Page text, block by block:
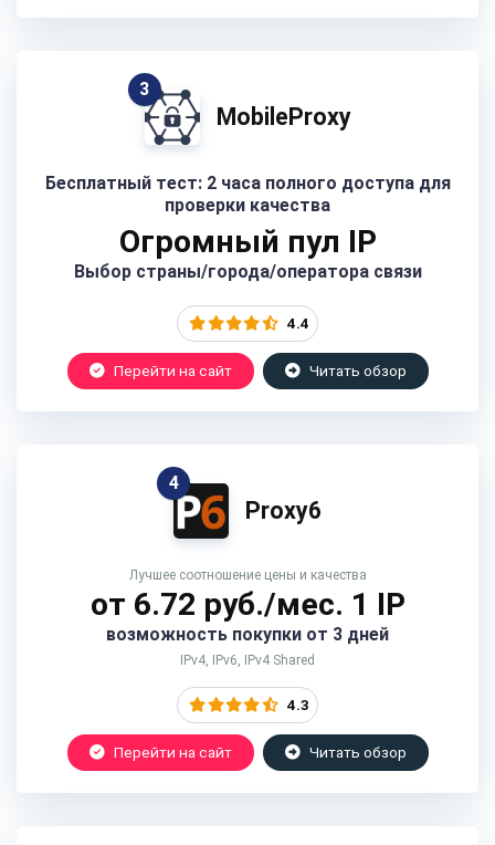
3
MobileProxy
Бесплатный тест: 2 часа полного доступа для
проверки качества
Огромный пул IP
Выбор страны/города/оператора связи
4.4
Перейти на сайт Читать обзор
4
Proxy6
Лучшее соотношение цены и качества
от 6.72 руб./мес. 1 IP
возможность покупки от 3 дней
IPv4, IPv6, IPv4 Shared
4.3
Перейти на сайт Читать обзор